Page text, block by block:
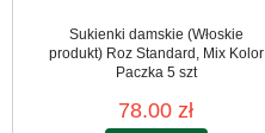
Sukienki damskie (Włoskie
produkt) Roz Standard, Mix Kolor
Paczka 5 szt
78.00 zł